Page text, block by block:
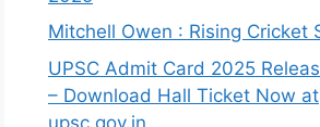
Mitchell Owen : Rising Cricket
UPSC Admit Card 2025
– Download Hall Ticket Now at
upsc.gov.in